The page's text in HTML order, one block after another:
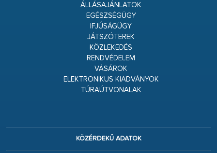
ÁLLÁSAJÁNLATOK
EGÉSZSÉGÜGY
IFJÚSÁGÜGY
JÁTSZÓTEREK
KÖZLEKEDÉS
RENDVÉDELEM
VÁSÁROK
ELEKTRONIKUS KIADVÁNYOK
TÚRAÚTVONALAK
KÖZÉRDEKŰ ADATOK